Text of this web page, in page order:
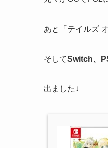
あと「テイルズ
そしてSwitch、
出ました↓